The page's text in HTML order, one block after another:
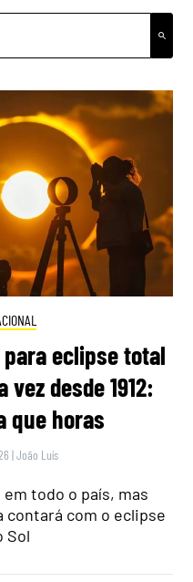
eclipse total
desde 1912:
que horas
|João Luís
todo o país, mas
contará com o eclipse
Sol